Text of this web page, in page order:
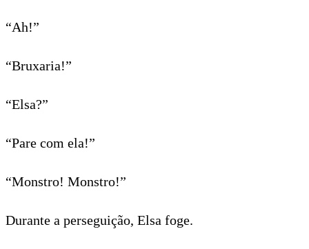
“Ah!”
“Bruxaria!”
“Elsa?”
“Pare com ela!”
“Monstro! Monstro!”
Durante a perseguição, Elsa foge.